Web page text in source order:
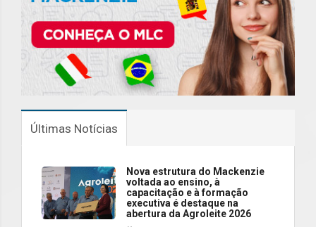
Últimas Notícias
Nova estrutura do Mackenzie
voltada ao ensino, à
capacitação e à formação
executiva é destaque na
abertura da Agroleite 2026